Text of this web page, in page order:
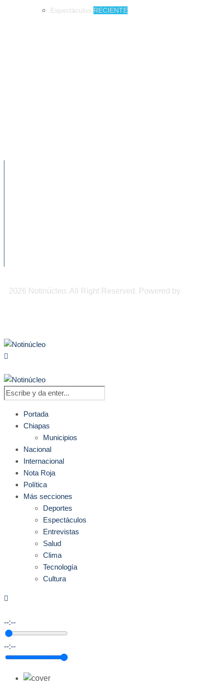
Espectáculos RECIENTE
2026 Notinúcleo. All Right Reserved. Powered by
Portada
Chiapas
Municipios
Nacional
Internacional
Nota Roja
Política
Más secciones
Deportes
Espectáculos
Entrevistas
Salud
Clima
Tecnología
Cultura
--:--
--:--